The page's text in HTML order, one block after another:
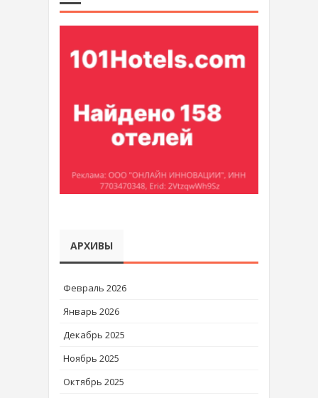
АРХИВЫ
Февраль 2026
Январь 2026
Декабрь 2025
Ноябрь 2025
Октябрь 2025